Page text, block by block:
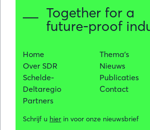
Together for a
future-proof
Home
Over SDR
Schelde-
Deltaregio
Partners
Thema's
Nieuws
Publicaties
Contact
Schrijf u hier in voor onze nieuwsbrief